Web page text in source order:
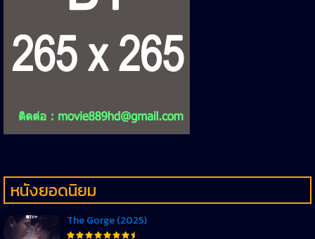
หนังยอดนิยม
The Gorge (2025)